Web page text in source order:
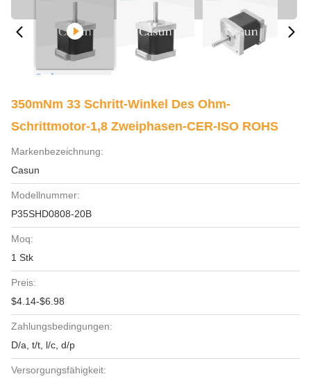
350mNm 33 Schritt-Winkel Des Ohm-
Schrittmotor-1,8 Zweiphasen-CER-ISO ROHS
Markenbezeichnung:
Casun
Modellnummer:
P35SHD0808-20B
Moq:
1 Stk
Preis:
$4.14-$6.98
Zahlungsbedingungen:
D/a, t/t, l/c, d/p
Versorgungsfähigkeit: